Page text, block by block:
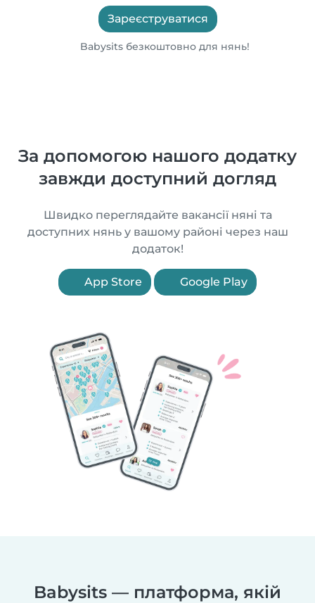
Зареєструватися
Babysits безкоштовно для нянь!
За допомогою нашого додатку
завжди доступний догляд
Швидко переглядайте вакансії няні та
доступних нянь у вашому районі через наш
додаток!
App Store Google Play
Babysits — платформа, якій